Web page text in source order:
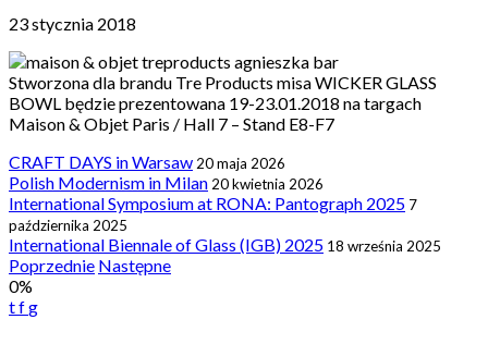
23 stycznia 2018
Stworzona dla brandu Tre Products misa WICKER GLASS
BOWL będzie prezentowana 19-23.01.2018 na targach
Maison & Objet Paris / Hall 7 – Stand E8-F7
CRAFT DAYS in Warsaw 20 maja 2026
Polish Modernism in Milan 20 kwietnia 2026
International Symposium at RONA: Pantograph 2025 7
października 2025
International Biennale of Glass (IGB) 2025 18 września 2025
Post
navigation
Poprzednie Następne
0%
tfg